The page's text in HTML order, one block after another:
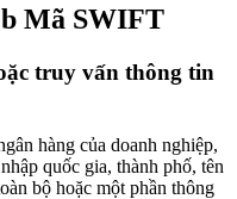
Mã SWIFT
truy vấn thông tin
hàng của doanh nghiệp,
quốc gia, thành phố, tên
bộ hoặc một phần thông